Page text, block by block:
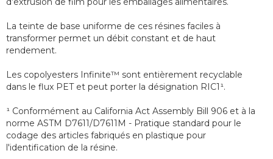
La teinte de base uniforme de ces résines faciles à
transformer permet un débit constant et de haut
rendement.
Les copolyesters Infinite™ sont entièrement recyclable
dans le flux PET et peut porter la désignation RIC1¹.
¹ Conformément au California Act Assembly Bill 906 et à la
norme ASTM D7611/D7611M - Pratique standard pour le
codage des articles fabriqués en plastique pour
l'identification de la résine.